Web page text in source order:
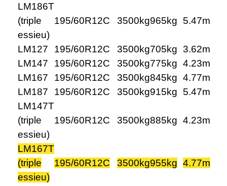
LM186T
(triple
essieu)
195/60R12C 3500kg965kg 5.47m
LM127 195/60R12C 3500kg705kg 3.62m
LM147
195/60R12C 3500kg775kg 4.23m
LM167
195/60R12C 3500kg845kg 4.77m
LM187
195/60R12C 3500kg915kg
5.47m
LM147T
(triple
essieu)
195/60R12C 3500kg885kg 4.23m
LM167T
(triple
essieu)
195/60R12C 3500kg955kg 4.77m